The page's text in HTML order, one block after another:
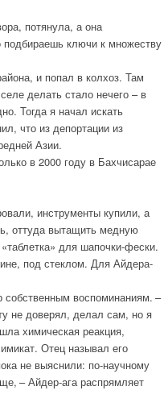
потянула, а она
подбираешь ключи к множеству
и попал в колхоз. Там
делать стало нечего – в
Тогда я начал искать
что из депортации из
Азии.
в 2000 году в Бахчисарае
инструменты купили, а
оттуда вытащить медную
для шапочки-фески.
под стеклом. Для Айдера-
воспоминаниям. –
не доверял, делал сам, но я
химическая реакция,
Отец называл его
не выяснили: по-научному
– Айдер-ага распрямляет